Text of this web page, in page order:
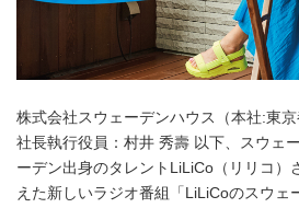
株式会社スウェーデンハウス（本社:東
社長執行役員：村井 秀壽 以下、スウェ
ーデン出身のタレントLiLiCo（リリコ）
えた新しいラジオ番組「LiLiCoのスウェ